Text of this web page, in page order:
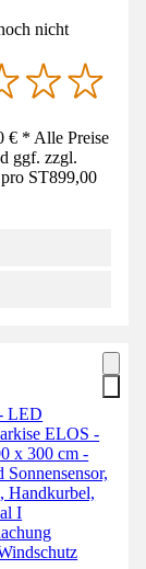
nicht
€ * Alle Preise
ggf. zzgl.
ST899,00
LED
ELOS -
x 300 cm -
Handkurbel,
I